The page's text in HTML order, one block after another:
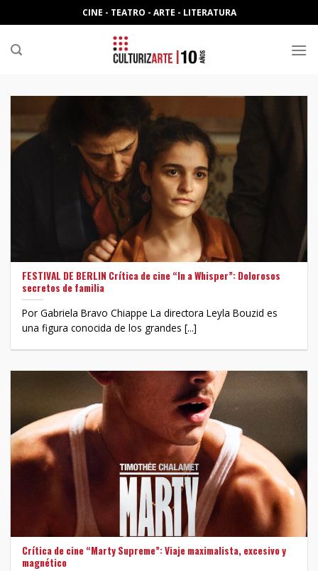
to
content
CINE - TEATRO - ARTE - LITERATURA
FESTIVAL DE BERLIN Crítica de cine “In a Whisper”: Dolorosos
secretos de familia
Por Gabriela Bravo Chiappe La directora Leyla Bouzid es
una figura conocida de los grandes [...]
Crítica de cine “Marty Supreme”: Viaje maximalista, excesivo y
magnético